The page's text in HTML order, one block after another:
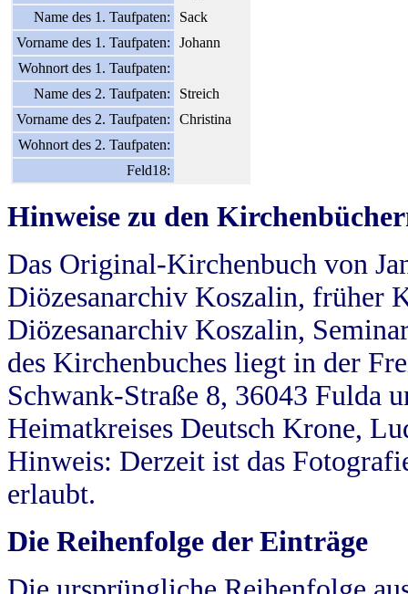
Name des 1. Taufpaten:
Sack
Vorname des 1. Taufpaten:
Johann
Wohnort des 1. Taufpaten:
Name des 2. Taufpaten:
Streich
Vorname des 2. Taufpaten:
Christina
Wohnort des 2. Taufpaten:
Feld18:
Hinweise zu den
Das Original-Kirchenbuch von
Diözesanarchiv Koszalin, früher
Diözesanarchiv Koszalin,
des Kirchenbuches liegt in der
Schwank-Straße 8, 36043 Fulda
Heimatkreises Deutsch Krone,
Hinweis: Derzeit ist das
erlaubt.
Die Reihenfolge der Einträge